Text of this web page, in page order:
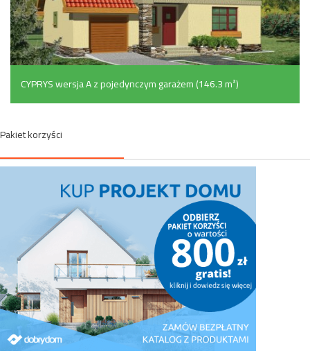
CYPRYS wersja A z pojedynczym garażem (146.3 m²)
Pakiet korzyści